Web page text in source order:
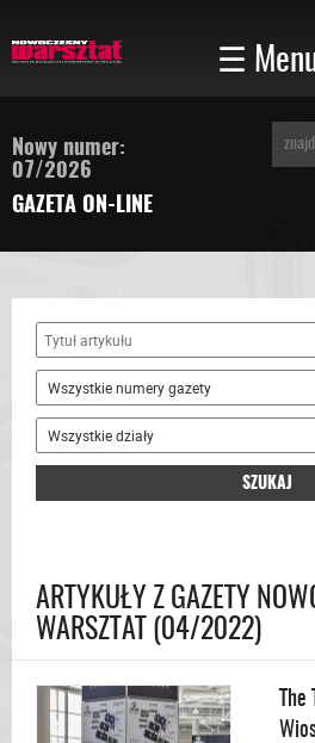
☰
Nowy numer:
07/2026
GAZETA ON-LINE
ARTYKUŁY Z GAZETY
WARSZTAT (04/2022)